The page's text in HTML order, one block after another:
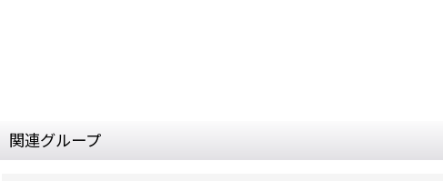
関連グループ